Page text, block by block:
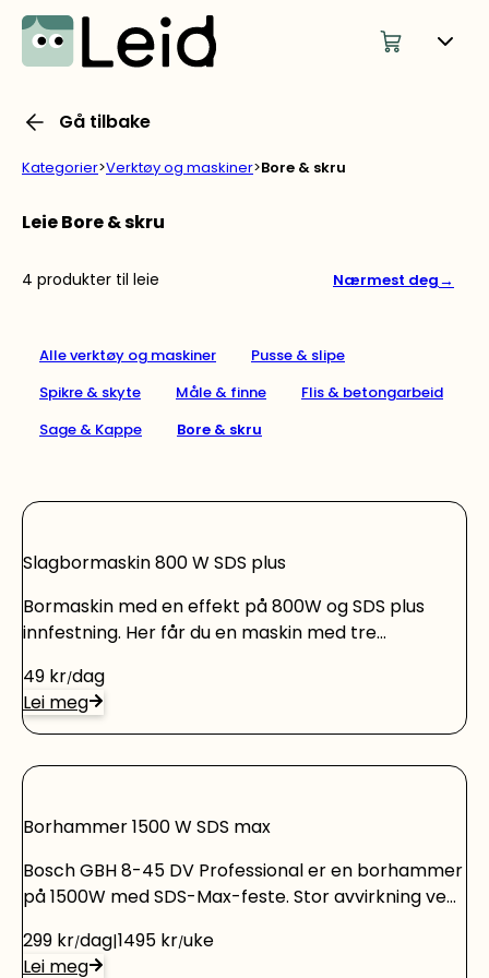
Gå tilbake
Kategorier>Verktøy og maskiner>Bore & skru
Leie Bore & skru
4 produkter til leie Nærmest deg→
Alle verktøy og maskiner
Pusse & slipe
Spikre & skyte
Måle & finne
Flis & betongarbeid
Sage & Kappe
Bore & skru
Slagbormaskin 800 W SDS plus
Bormaskin med en effekt på 800W og SDS plus
innfestning. Her får du en maskin med tre
Sikkerhetsclutch sikrer bruker ved fastkiling av bor,
og AVT-systemet sørger for lave vibrasjoner. Bor
eller meisler kjøpes separat. Trenger du leie
verktøy og maskiner til andre prosjekter? Vi har
verktøyutleie med alt det du trenger til dine
hjemmeprosjekter, både Bosch-verktøy og Ryobi-
49 kr dag
Lei meg
Borhammer 1500 W SDS max
Bosch GBH 8-45 DV Professional er en borhammer
på 1500W med SDS-Max-feste. Stor avvirkning ved
J slageffekt per slag. - Utmerket kapasitet ved
299 kr dag 1495 kr uke
Lei meg